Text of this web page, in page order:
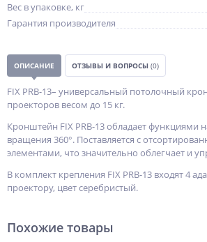
Вес в упаковке, кг
Гарантия производителя
ОПИСАНИЕ ОТЗЫВЫ И ВОПРОСЫ (0)
FIX PRB-13– универсальный потолочный
проекторов весом до 15 кг.
Кронштейн FIX PRB-13 обладает функциями
вращения 360°. Поставляется с
элементами, что значительно облегчает и
В комплект крепления FIX PRB-13 входят 4
проектору, цвет серебристый.
Похожие товары